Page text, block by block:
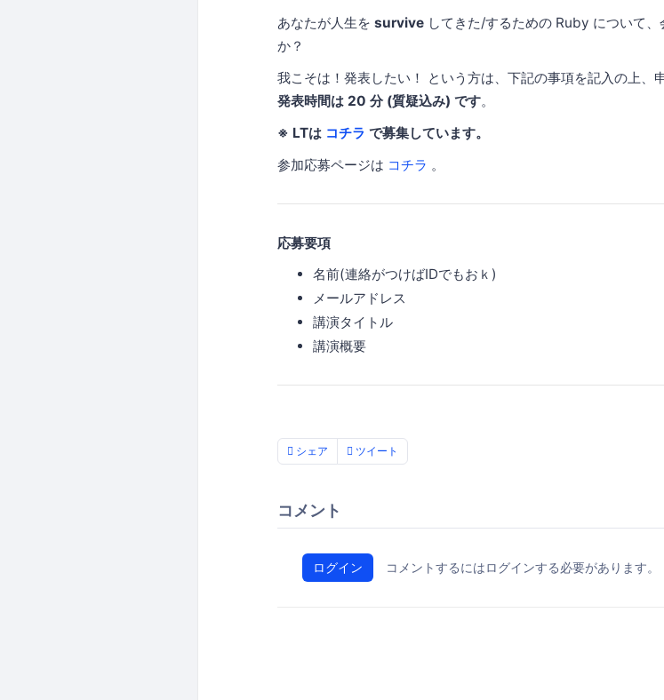
あなたが人生を survive してきた/するための Ruby について
か？
我こそは！発表したい！ という方は、下記の事項を記入の上、
発表時間は 20 分 (質疑込み) です。
※ LTは コチラ で募集しています。
参加応募ページは コチラ 。
応募要項
名前(連絡がつけばIDでもおｋ)
メールアドレス
講演タイトル
講演概要
シェア ツイート
コメント
ログイン コメントするにはログインする必要があります。